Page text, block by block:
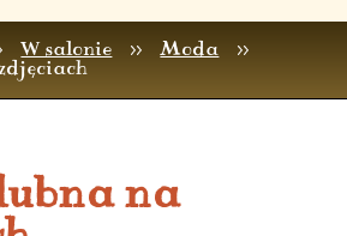
W salonie >> Moda
>>
na